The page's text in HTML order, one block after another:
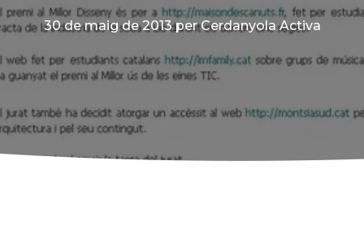
30 de maig de 2013 per Cerdanyola Activa